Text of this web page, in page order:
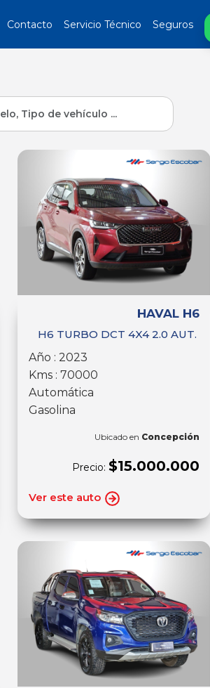
Contacto Servicio Técnico Seguros
HAVAL H6
H6 TURBO DCT 4X4 2.0 AUT.
Año : 2023
Kms : 70000
Automática
Gasolina
Ubicado en Concepción
Precio: $15.000.000
Ver este auto